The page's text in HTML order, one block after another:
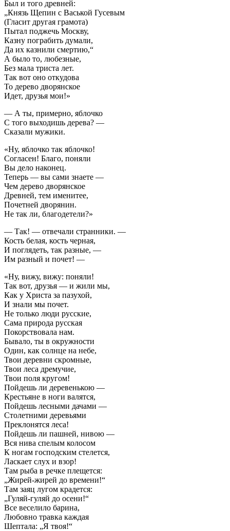
Был и того древней:
„Князь Щепин с Васькой Гусевым
(Гласит другая грамота)
Пытал поджечь Москву,
Казну пограбить думали,
Да их казнили смертию,“
А было то, любезные,
Без мала триста лет.
Так вот оно откудова
То дерево дворянское
Идет, друзья мои!»
— А ты, примерно, яблочко
С того выходишь дерева? —
Сказали мужики.
«Ну, яблочко так яблочко!
Согласен! Благо, поняли
Вы дело наконец.
Теперь — вы сами знаете —
Чем дерево дворянское
Древней, тем именитее,
Почетней дворянин.
Не так ли, благодетели?»
— Так! — отвечали странники. —
Кость белая, кость черная,
И поглядеть, так разные, —
Им разный и почет! —
«Ну, вижу, вижу: поняли!
Так вот, друзья — и жили мы,
Как у Христа за пазухой,
И знали мы почет.
Не только люди русские,
Сама природа русская
Покорствовала нам.
Бывало, ты в окружности
Один, как солнце на небе,
Твои деревни скромные,
Твои леса дремучие,
Твои поля кругом!
Пойдешь ли деревенькою —
Крестьяне в ноги валятся,
Пойдешь лесными дачами —
Столетними деревьями
Преклонятся леса!
Пойдешь ли пашней, нивою —
Вся нива спелым колосом
К ногам господским стелется,
Ласкает слух и взор!
Там рыба в речке плещется:
„Жирей-жирей до времени!“
Там заяц лугом крадется:
„Гуляй-гуляй до осени!“
Все веселило барина,
Любовно травка каждая
Шептала: „Я твоя!“